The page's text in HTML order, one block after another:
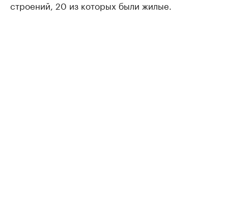
строений, 20 из которых были жилые.